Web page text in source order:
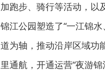
加跑步、骑行等活动，以
锦江公园塑造了“一江锦
道为轴，推动沿岸区域功
里通航，开通运营“夜游